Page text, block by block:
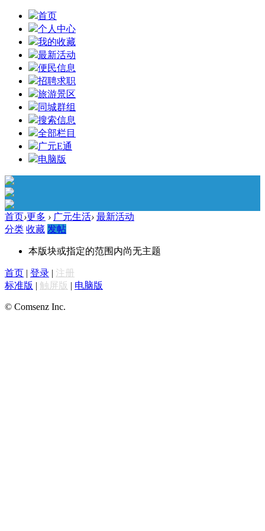
首页
个人中心
我的收藏
最新活动
便民信息
招聘求职
旅游景区
同城群组
搜索信息
全部栏目
广元E通
电脑版
首页›更多 › 广元生活› 最新活动
分类 收藏 发帖
本版块或指定的范围内尚无主题
首页 | 登录 | 注册
标准版 | 触屏版 | 电脑版
© Comsenz Inc.